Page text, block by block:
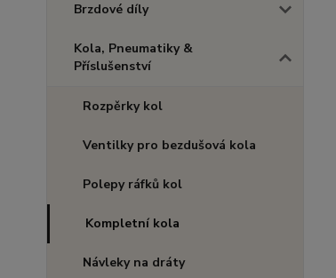
Brzdové díly
Kola, Pneumatiky &
Příslušenství
Rozpěrky kol
Ventilky pro bezdušová kola
Polepy ráfků kol
Kompletní kola
Návleky na dráty